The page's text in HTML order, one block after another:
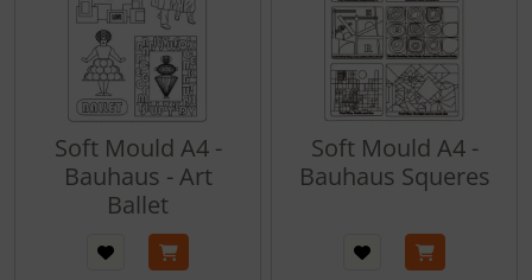
Soft Mould A4 -
Bauhaus - Art
Ballet
Soft Mould A4 -
Bauhaus Squeres